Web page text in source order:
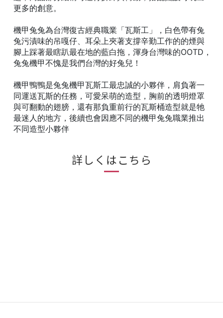
更多的創意。
機甲兔兔為台灣復古經典職業「瓦斯工」，白色帶有兔
兔污漬味的吊嘎仔、耳朵上夾著支撐辛勤工作的的煙與
腳上踩著最瞎趴最在地的藍白拖，渾身台灣味的OOTD，
兔兔機甲不愧是我們台灣的好兔兒！
機甲鴨鴨是兔兔機甲瓦斯工最忠誠的小夥伴，肩負著一
同運送瓦斯的任務，可愛呆萌的造型，胸前的透明燈罩
與可翻動的翅膀，還有那負重前行的瓦斯桶造型就是牠
最迷人的地方，後續也會因應不同的機甲兔兔職業推出
不同造型小夥伴
詳しくはこちら